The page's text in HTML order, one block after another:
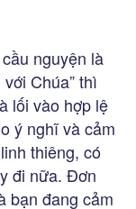
nguyện là
Chúa” thì
lối vào hợp lệ
ý nghĩ và cảm
thiêng, có
đi nữa. Đơn
bạn đang cảm